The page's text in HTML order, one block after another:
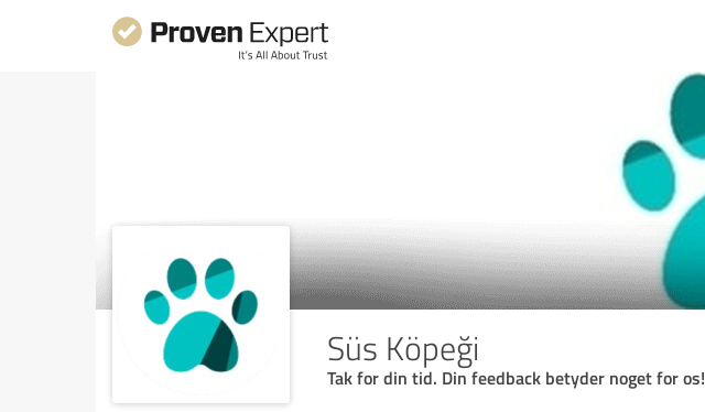
Süs Köpeği
Tak for din tid. Din feedback betyder noget for os!